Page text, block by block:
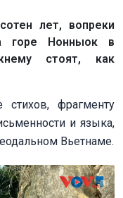
лет, вопреки
горе Нонныок в
стоят, как
стихов, фрагменту
и языка,
Вьетнаме.